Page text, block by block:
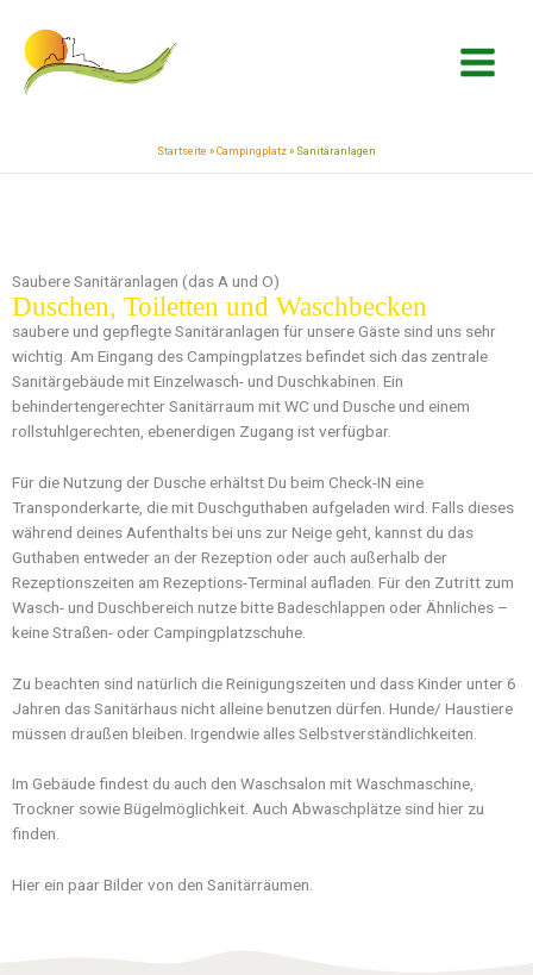
springen
Inhalt
springen
Startseite » Campingplatz » Sanitäranlagen
Saubere Sanitäranlagen (das A und O)
Duschen, Toiletten und Waschbecken
saubere und gepflegte Sanitäranlagen für unsere Gäste sind uns sehr
wichtig. Am Eingang des Campingplatzes befindet sich das zentrale
Sanitärgebäude mit Einzelwasch- und Duschkabinen. Ein
behindertengerechter Sanitärraum mit WC und Dusche und einem
rollstuhlgerechten, ebenerdigen Zugang ist verfügbar.
Für die Nutzung der Dusche erhältst Du beim Check-IN eine
Transponderkarte, die mit Duschguthaben aufgeladen wird. Falls dieses
während deines Aufenthalts bei uns zur Neige geht, kannst du das
Guthaben entweder an der Rezeption oder auch außerhalb der
Rezeptionszeiten am Rezeptions-Terminal aufladen. Für den Zutritt zum
Wasch- und Duschbereich nutze bitte Badeschlappen oder Ähnliches –
keine Straßen- oder Campingplatzschuhe.
Zu beachten sind natürlich die Reinigungszeiten und dass Kinder unter 6
Jahren das Sanitärhaus nicht alleine benutzen dürfen. Hunde/ Haustiere
müssen draußen bleiben. Irgendwie alles Selbstverständlichkeiten.
Im Gebäude findest du auch den Waschsalon mit Waschmaschine,
Trockner sowie Bügelmöglichkeit. Auch Abwaschplätze sind hier zu
finden.
Hier ein paar Bilder von den Sanitärräumen.